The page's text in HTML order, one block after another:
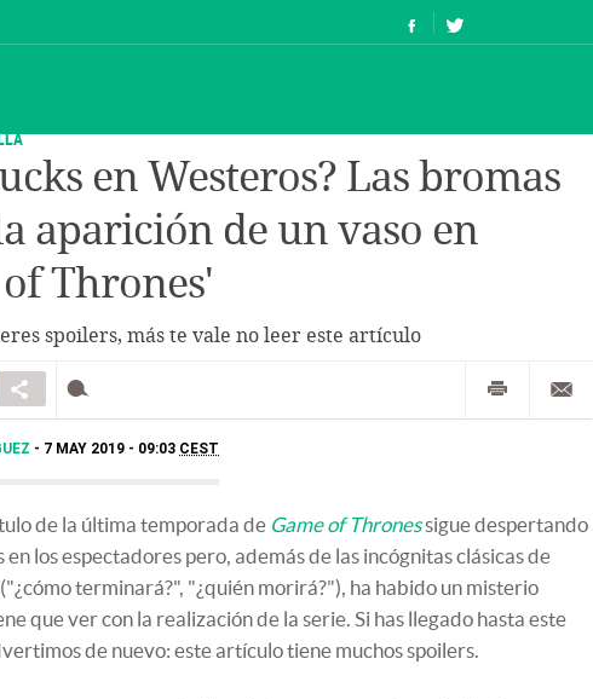
en Westeros? Las bromas
aparición de un vaso en
Thrones'
spoilers, más te vale no leer este artículo
7 MAY 2019 - 09:03 CEST
de la última temporada de Game of Thronessigue despertando
en los espectadores pero, además de las incógnitas clásicas de
terminará?", "¿quién morirá?"), ha habido un misterio
que ver con la realización de la serie. Si has llegado hasta este
de nuevo: este artículo tiene muchos spoilers.